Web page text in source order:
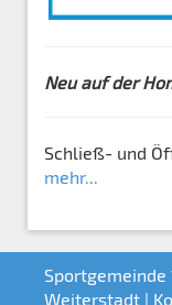
Neu auf der
Schließ- und
mehr...
Sportgemeinde
Weiterstadt |